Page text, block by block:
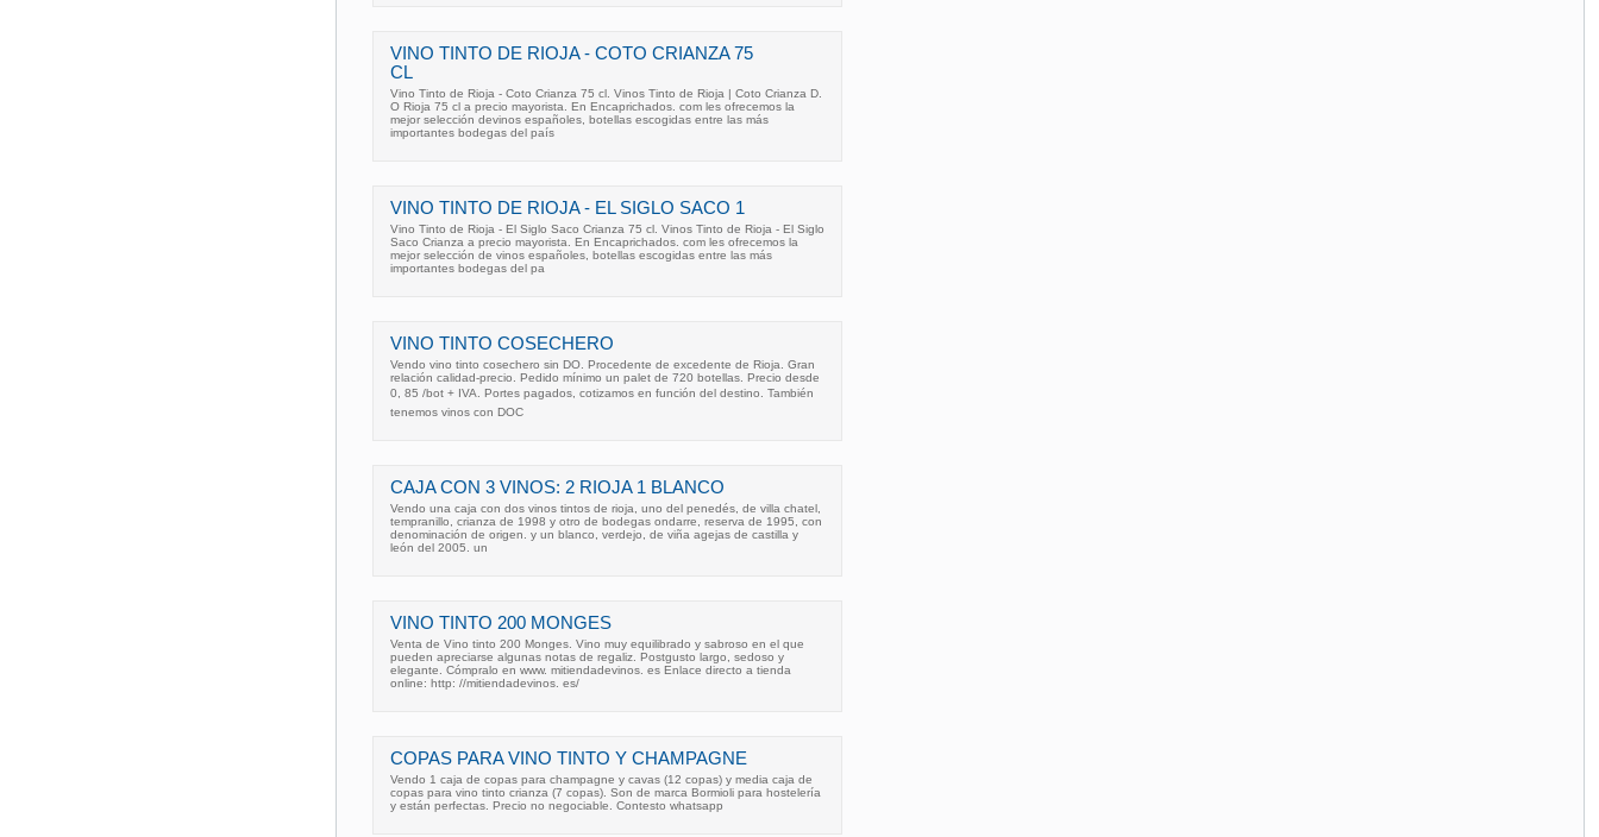
VINO TINTO DE RIOJA - COTO CRIANZA 75
CL
Vino Tinto de Rioja - Coto Crianza 75 cl. Vinos Tinto de Rioja | Coto Crianza D.
O Rioja 75 cl a precio mayorista. En Encaprichados. com les ofrecemos la
mejor selección devinos españoles, botellas escogidas entre las más
importantes bodegas del país
VINO TINTO DE RIOJA - EL SIGLO SACO 1
Vino Tinto de Rioja - El Siglo Saco Crianza 75 cl. Vinos Tinto de Rioja - El Siglo
Saco Crianza a precio mayorista. En Encaprichados. com les ofrecemos la
mejor selección de vinos españoles, botellas escogidas entre las más
importantes bodegas del pa
VINO TINTO COSECHERO
Vendo vino tinto cosechero sin DO. Procedente de excedente de Rioja. Gran
relación calidad-precio. Pedido mínimo un palet de 720 botellas. Precio desde
0, 85 /bot + IVA. Portes pagados, cotizamos en función del destino. También
tenemos vinos con DOC
CAJA CON 3 VINOS: 2 RIOJA 1 BLANCO
Vendo una caja con dos vinos tintos de rioja, uno del penedés, de villa chatel,
tempranillo, crianza de 1998 y otro de bodegas ondarre, reserva de 1995, con
denominación de origen. y un blanco, verdejo, de viña agejas de castilla y
león del 2005. un
VINO TINTO 200 MONGES
Venta de Vino tinto 200 Monges. Vino muy equilibrado y sabroso en el que
pueden apreciarse algunas notas de regaliz. Postgusto largo, sedoso y
elegante. Cómpralo en www. mitiendadevinos. es Enlace directo a tienda
online: http: //mitiendadevinos. es/
COPAS PARA VINO TINTO Y CHAMPAGNE
Vendo 1 caja de copas para champagne y cavas (12 copas) y media caja de
copas para vino tinto crianza (7 copas). Son de marca Bormioli para hostelería
y están perfectas. Precio no negociable. Contesto whatsapp